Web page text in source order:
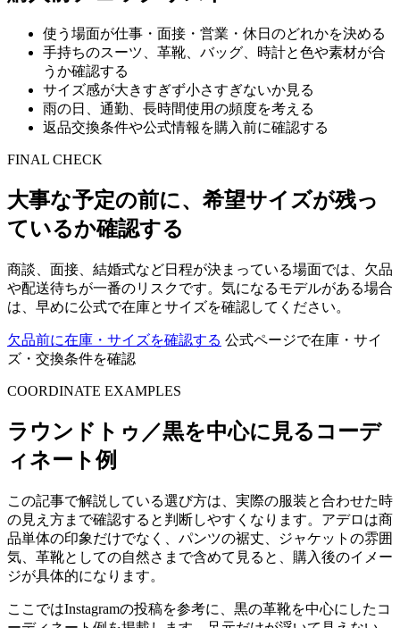
使う場面が仕事・面接・営業・休日のどれかを決める
手持ちのスーツ、革靴、バッグ、時計と色や素材が合
うか確認する
サイズ感が大きすぎず小さすぎないか見る
雨の日、通勤、長時間使用の頻度を考える
返品交換条件や公式情報を購入前に確認する
FINAL CHECK
大事な予定の前に、希望サイズが残っ
ているか確認する
商談、面接、結婚式など日程が決まっている場面では、欠品
や配送待ちが一番のリスクです。気になるモデルがある場合
は、早めに公式で在庫とサイズを確認してください。
欠品前に在庫・サイズを確認する 公式ページで在庫・サイ
ズ・交換条件を確認
COORDINATE EXAMPLES
ラウンドトゥ／黒を中心に見るコーデ
ィネート例
この記事で解説している選び方は、実際の服装と合わせた時
の見え方まで確認すると判断しやすくなります。アデロは商
品単体の印象だけでなく、パンツの裾丈、ジャケットの雰囲
気、革靴としての自然さまで含めて見ると、購入後のイメー
ジが具体的になります。
ここではInstagramの投稿を参考に、黒の革靴を中心にしたコ